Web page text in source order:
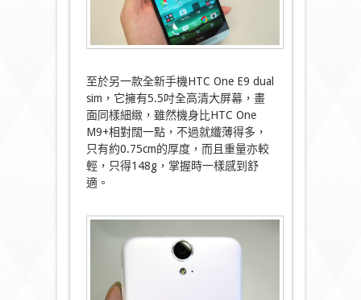
至於另一款全新手機HTC One E9 dual
sim，它擁有5.5吋全高清大屏幕，畫
面同樣細緻，雖然機身比HTC One
M9+相對闊一點，不過就纖薄得多，
只有約0.75cm的厚度，而且重量亦較
輕，只得148g，掌握時一樣感到舒
適。